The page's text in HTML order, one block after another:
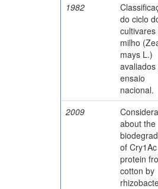
1982
do ciclo
cultivares
milho
mays L.)
avaliados
ensaio
nacional.
2009
about the
of Cry1Ac
protein
cotton by